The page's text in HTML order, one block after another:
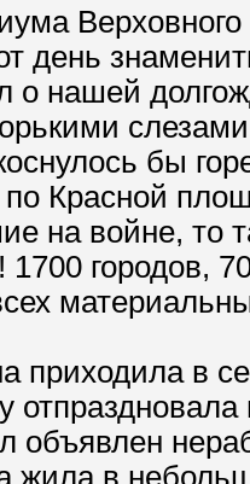
день
о нашей
бы
Красной
на войне, то
1700 городов,
приходила в
объявлен
жила в